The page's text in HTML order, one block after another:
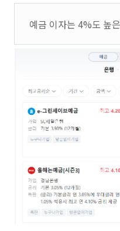
예금 이자는 4%도 높